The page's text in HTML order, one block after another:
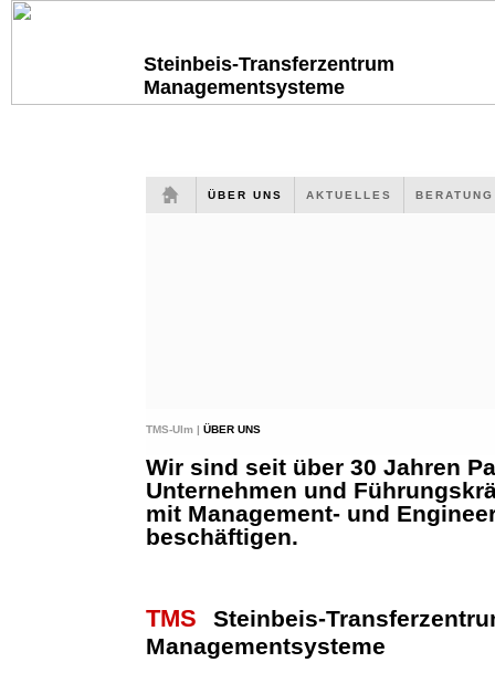
Steinbeis-Transferzentrum
Managementsysteme
ÜBER UNS AKTUELLES
TMS-Ulm | ÜBER UNS
Wir sind seit über 30 Jahren
Unternehmen und
mit Management- und
beschäftigen.
TMS
Steinbeis-
Managementsysteme